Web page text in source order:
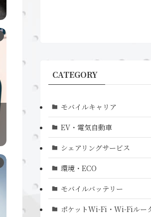
CATEGORY
モバイルキャリア
EV・電気自動車
シェアリングサービス
環境・ECO
モバイルバッテリー
ポケットWi-Fi・Wi-Fiルー